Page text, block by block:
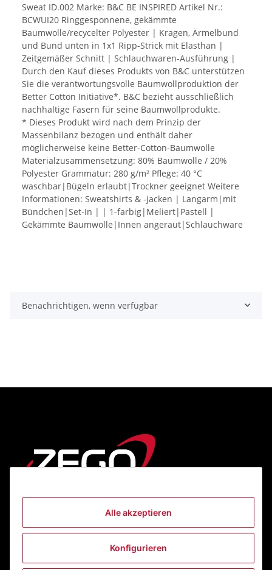
Alle akzeptieren
Konfigurieren
Sweat ID.002 Marke: B&C BE INSPIRED Artikel Nr.:
BCWUI20 Ringgesponnene, gekämmte
Baumwolle/recycelter Polyester | Kragen, Ärmelbund
und Bund unten in 1x1 Ripp-Strick mit Elasthan |
Zeitgemäßer Schnitt | Schlauchwaren-Ausführung |
Durch den Kauf dieses Produkts von B&C unterstützen
Sie die verantwortungsvolle Baumwollproduktion der
Better Cotton Initiative*. B&C bezieht ausschließlich
nachhaltige Fasern für seine Baumwollprodukte.
* Dieses Produkt wird nach dem Prinzip der
Massenbilanz bezogen und enthält daher
möglicherweise keine Better-Cotton-Baumwolle
Materialzusammensetzung: 80% Baumwolle / 20%
Polyester Grammatur: 280 g/m² Pflege: 40 °C
waschbar|Bügeln erlaubt|Trockner geeignet Weitere
Informationen: Sweatshirts & -jacken | Langarm|mit
Bündchen|Set-In | | 1-farbig|Meliert|Pastell |
Gekämmte Baumwolle|Innen angeraut|Schlauchware
Benachrichtigen, wenn verfügbar
Informationen